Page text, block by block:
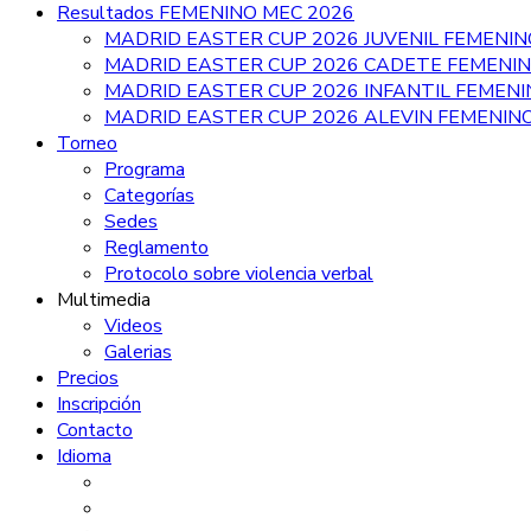
Resultados FEMENINO MEC 2026
MADRID EASTER CUP 2026 JUVENIL
MADRID EASTER CUP 2026 CADETE
MADRID EASTER CUP 2026 INFANTIL
MADRID EASTER CUP 2026 ALEVIN
Torneo
Programa
Categorías
Sedes
Reglamento
Protocolo sobre violencia verbal
Multimedia
Videos
Galerias
Precios
Inscripción
Contacto
Idioma